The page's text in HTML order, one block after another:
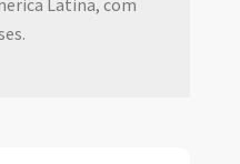
Latina, com